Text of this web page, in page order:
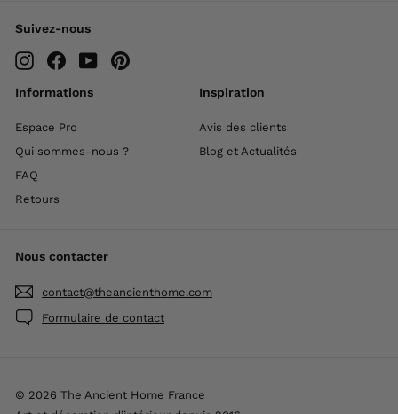
Suivez-nous
InstagramFacebookYouTube
Informations
Espace Pro
Qui sommes-nous ?
FAQ
Retours
Inspiration
Avis des clients
Blog et Actualités
Nous contacter
contact@theancienthome.com
Formulaire de contact
© 2026 The Ancient Home France